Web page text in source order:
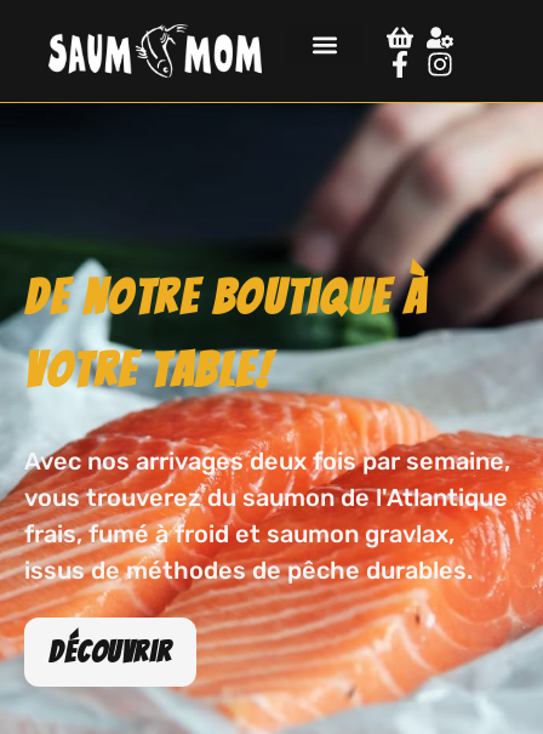
De notre boutique à
votre table!
Avec nos arrivages deux fois par semaine,
vous trouverez du saumon de l'Atlantique
frais, fumé à froid et saumon gravlax,
issus de méthodes de pêche durables.
Découvrir